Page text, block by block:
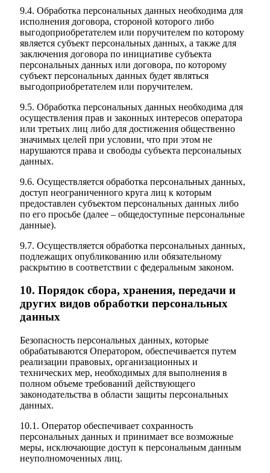
9.4. Обработка персональных данных необходима для
исполнения договора, стороной которого либо
выгодоприобретателем или поручителем по которому
является субъект персональных данных, а также для
заключения договора по инициативе субъекта
персональных данных или договора, по которому
субъект персональных данных будет являться
выгодоприобретателем или поручителем.
9.5. Обработка персональных данных необходима для
осуществления прав и законных интересов оператора
или третьих лиц либо для достижения общественно
значимых целей при условии, что при этом не
нарушаются права и свободы субъекта персональных
данных.
9.6. Осуществляется обработка персональных данных,
доступ неограниченного круга лиц к которым
предоставлен субъектом персональных данных либо
по его просьбе (далее – общедоступные персональные
данные).
9.7. Осуществляется обработка персональных данных,
подлежащих опубликованию или обязательному
раскрытию в соответствии с федеральным законом.
10. Порядок сбора, хранения, передачи и
других видов обработки персональных
данных
Безопасность персональных данных, которые
обрабатываются Оператором, обеспечивается путем
реализации правовых, организационных и
технических мер, необходимых для выполнения в
полном объеме требований действующего
законодательства в области защиты персональных
данных.
10.1. Оператор обеспечивает сохранность
персональных данных и принимает все возможные
меры, исключающие доступ к персональным данным
неуполномоченных лиц.